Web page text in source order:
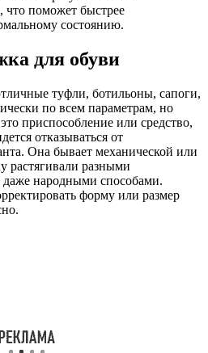
что поможет быстрее
состоянию.
для обуви
туфли, ботильоны, сапоги,
по всем параметрам, но
приспособление или средство,
отказываться от
Она бывает механической или
растягивали разными
народными способами.
форму или размер